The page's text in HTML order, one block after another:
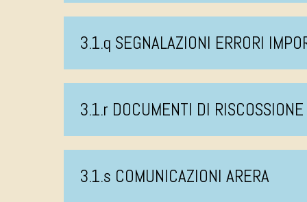
3.1.q SEGNALAZIONI ERRORI
3.1.r DOCUMENTI DI
3.1.s COMUNICAZIONI ARERA